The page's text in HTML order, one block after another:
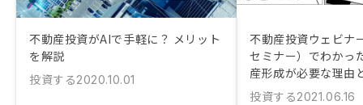
不動産投資がAIで手軽に？ メリット
を解説
投資する2020.10.01
不動産投資ウェビナ
セミナー）でわかっ
産形成が必要な理由
投資する2021.06.16